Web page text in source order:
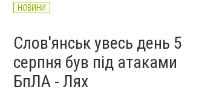
НОВИНИ
Слов'янськ увесь день 5
серпня був під атаками
БпЛА - Лях